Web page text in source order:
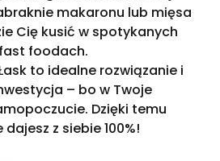
makaronu lub mięsa
Cię kusić w spotykanych
foodach.
to idealne rozwiązanie i
– bo w Twoje
Dzięki temu
z siebie 100%!